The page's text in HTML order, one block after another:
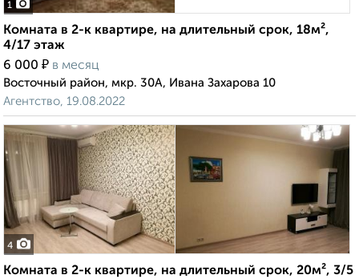
1
Комната в 2-к квартире, на длительный срок, 18м²,
4/17 этаж
6 000 ₽ в месяц
Восточный район, мкр. 30А, Ивана Захарова 10
Агентство, 19.08.2022
4
Комната в 2-к квартире, на длительный срок, 20м², 3/5